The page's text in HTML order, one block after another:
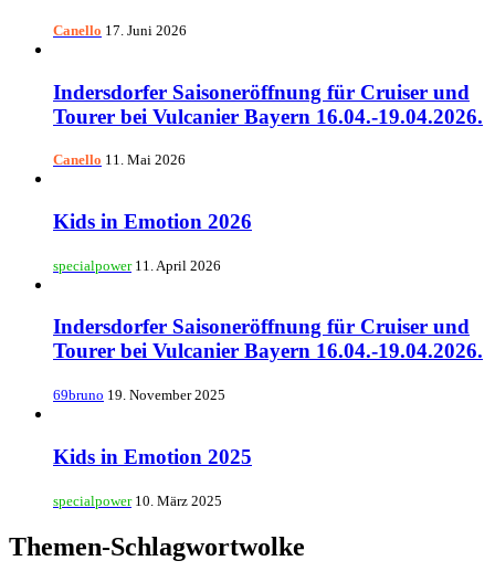
Canello 17. Juni 2026
Indersdorfer Saisoneröffnung für Cruiser und
Tourer bei Vulcanier Bayern 16.04.-19.04.2026.
Canello 11. Mai 2026
Kids in Emotion 2026
specialpower 11. April 2026
Indersdorfer Saisoneröffnung für Cruiser und
Tourer bei Vulcanier Bayern 16.04.-19.04.2026.
69bruno 19. November 2025
Kids in Emotion 2025
specialpower 10. März 2025
Themen-Schlagwortwolke